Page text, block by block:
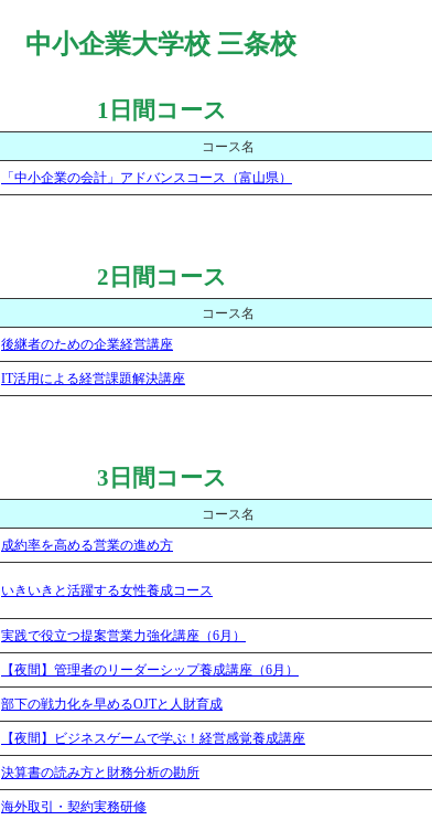
中小企業大学校 三条校
1日間コース
コース名
「中小企業の会計」アドバンスコース（富山県）
2日間コース
コース名
後継者のための企業経営講座
IT活用による経営課題解決講座
3日間コース
コース名
成約率を高める営業の進め方
いきいきと活躍する女性養成コース
実践で役立つ提案営業力強化講座（6月）
【夜間】管理者のリーダーシップ養成講座（6月）
部下の戦力化を早めるOJTと人財育成
【夜間】ビジネスゲームで学ぶ！経営感覚養成講座
決算書の読み方と財務分析の勘所
海外取引・契約実務研修